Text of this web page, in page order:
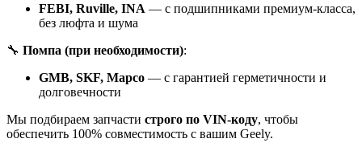
FEBI, Ruville, INA — с подшипниками премиум-класса,
без люфта и шума
🔧 Помпа (при необходимости):
GMB, SKF, Mapco — с гарантией герметичности и
долговечности
Мы подбираем запчасти строго по VIN-коду, чтобы
обеспечить 100% совместимость с вашим Geely.